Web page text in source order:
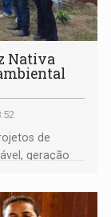
Nativa
de
geração